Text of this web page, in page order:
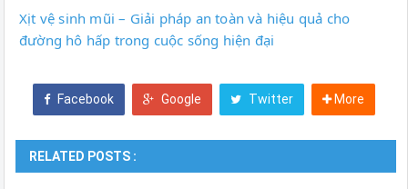
Xịt vệ sinh mũi – Giải pháp an toàn và hiệu quả cho
đường hô hấp trong cuộc sống hiện đại
Facebook Google Twitter More
RELATED POSTS :